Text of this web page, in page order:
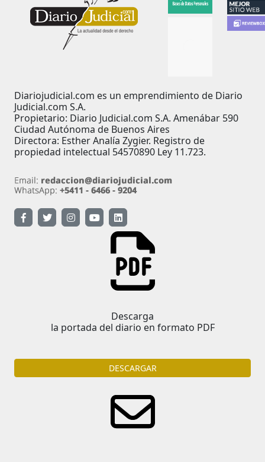
Diariojudicial.com es un emprendimiento de Diario
Judicial.com S.A.
Propietario: Diario Judicial.com S.A. Amenábar 590
Ciudad Autónoma de Buenos Aires
Directora: Esther Analía Zygier. Registro de
propiedad intelectual 54570890 Ley 11.723.
Descarga
la portada del diario en formato PDF
DESCARGAR